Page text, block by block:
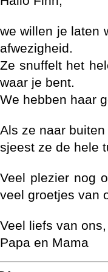
we willen je laten
afwezigheid.
Ze snuffelt het
waar je bent.
We hebben haar
Als ze naar
sjeest ze de hele
Veel plezier nog
veel groetjes van
Veel liefs van ons,
Papa en Mama